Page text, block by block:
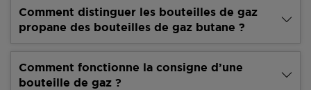
Comment distinguer les bouteilles de gaz
propane des bouteilles de gaz butane ?
Comment fonctionne la consigne d’une
bouteille de gaz ?